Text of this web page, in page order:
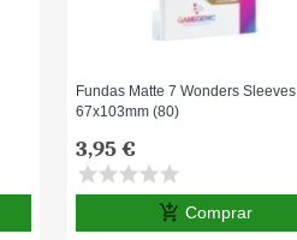
Fundas Matte 7 Wonders Sleeves
67x103mm (80)
3,95 €
starstarstarstarstar
add_shopping_cart Comprar